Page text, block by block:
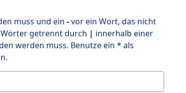
muss und ein -vor ein Wort, das nicht
getrennt durch | innerhalb einer
werden muss. Benutze ein * als